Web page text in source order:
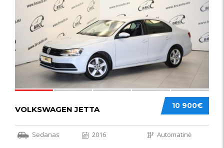
10 900€
VOLKSWAGEN JETTA
Sedanas 2016 Automatinė